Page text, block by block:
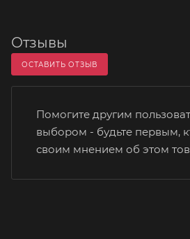
Отзывы
ОСТАВИТЬ ОТЗЫВ
Помогите другим
выбором - будьте первым,
своим мнением об этом